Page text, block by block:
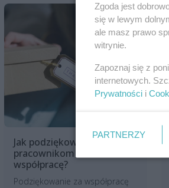
Jak podziękować klientom i
pracownikom za
współpracę?
Podziękowanie za współpracę
Zgoda jest
się w lewym
ale masz prawo
witrynie.
Zapoznaj się z
internetowych.
Prywatności i
PARTNERZY